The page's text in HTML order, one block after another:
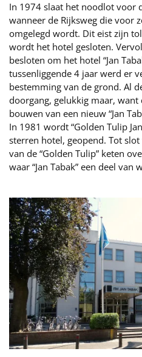
In 1974 slaat het noodlot voor
wanneer de Rijksweg die voor
omgelegd wordt. Dit eist zijn
wordt het hotel gesloten.
besloten om het hotel “Jan
tussenliggende 4 jaar werd er
bestemming van de grond. Al
doorgang, gelukkig maar,
bouwen van een nieuw “Jan
In 1981 wordt “Golden Tulip
sterren hotel, geopend. Tot
van de “Golden Tulip” keten
waar “Jan Tabak” een deel van